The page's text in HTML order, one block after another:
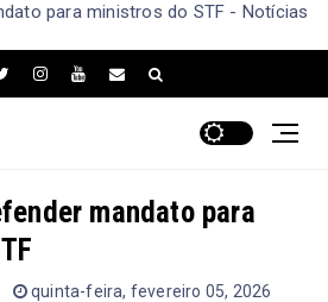
para ministros do STF - Notícias
mandato para
quinta-feira, fevereiro 05, 2026